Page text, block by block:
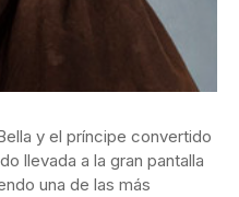
y el príncipe convertido
llevada a la gran pantalla
una de las más